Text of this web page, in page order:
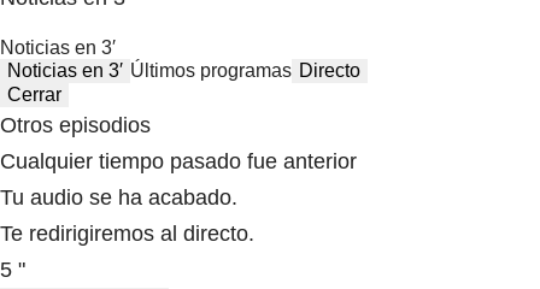
Noticias en 3′
Noticias en 3′ Últimos programas Directo
Cerrar
Otros episodios
Cualquier tiempo pasado fue anterior
Tu audio se ha acabado.
Te redirigiremos al directo.
5 "